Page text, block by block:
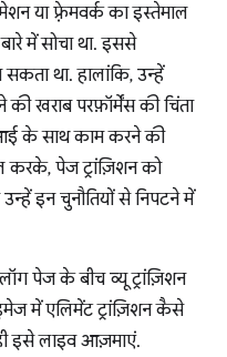
या फ़्रेमवर्क का इस्तेमाल
में सोचा था. इससे
सकता था. हालांकि, उन्हें
खराब परफ़ॉर्मेंस की चिंता
के साथ काम करने की
करके, पेज ट्रांज़िशन को
इन चुनौतियों से निपटने में
पेज के बीच व्यू ट्रांज़िशन
में एलिमेंट ट्रांज़िशन कैसे
इसे लाइव आज़माएं.